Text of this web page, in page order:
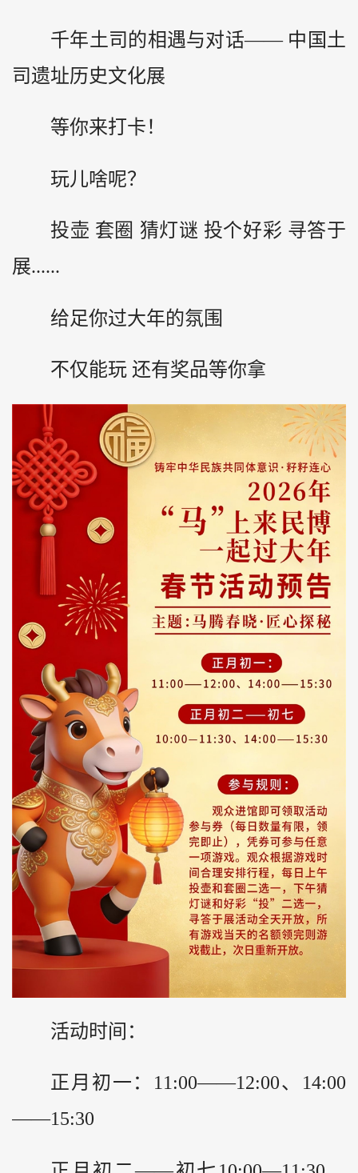
千年土司的相遇与对话—— 中国土
司遗址历史文化展
等你来打卡！
玩儿啥呢？
投壶 套圈 猜灯谜 投个好彩 寻答于
展......
给足你过大年的氛围
不仅能玩 还有奖品等你拿
活动时间：
正月初一：11:00——12:00、14:00
——15:30